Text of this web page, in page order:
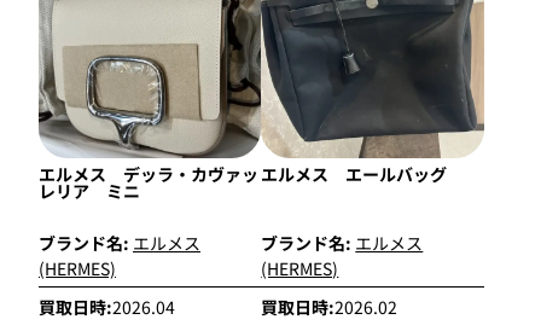
エルメス デッラ・カヴァッ
レリア ミニ
ブランド名: エルメス
(HERMES)
買取日時:2026.04
エルメス エールバッグ
ブランド名: エルメス
(HERMES)
買取日時:2026.02